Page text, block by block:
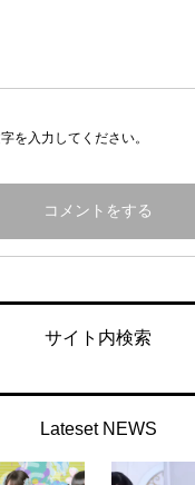
を入力してください。
サイト内検索
Lateset NEWS